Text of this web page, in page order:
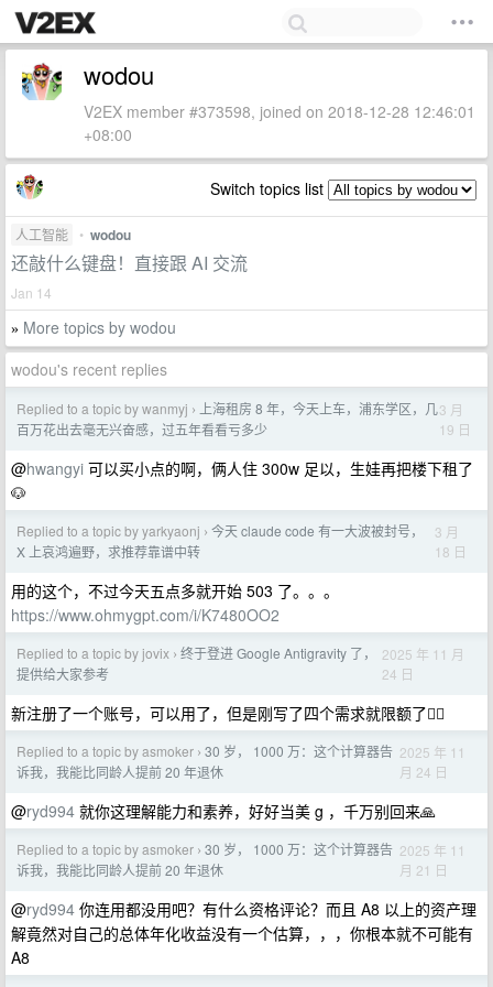
wodou
V2EX member #373598, joined on 2018-12-28 12:46:01
+08:00
Switch topics list
人工智能 • wodou
还敲什么键盘！直接跟 AI 交流
Jan 14
» More topics by wodou
wodou's recent replies
Replied to a topic by wanmyj ›
上海租房 8 年，今天上车，浦东学区，几
百万花出去毫无兴奋感，过五年看看亏多少
3 月
19 日
@hwangyi 可以买小点的啊，俩人住 300w 足以，生娃再把楼下租了
🐶
Replied to a topic by yarkyaonj › 今天 claude code 有一大波被封号，
X 上哀鸿遍野，求推荐靠谱中转
3 月
18 日
用的这个，不过今天五点多就开始 503 了。。。
https://www.ohmygpt.com/i/K7480OO2
Replied to a topic by jovix › 终于登进 Google Antigravity 了，
提供给大家参考
2025 年 11 月
24 日
新注册了一个账号，可以用了，但是刚写了四个需求就限额了🤦‍♂️
Replied to a topic by asmoker › 30 岁， 1000 万：这个计算器告
诉我，我能比同龄人提前 20 年退休
2025 年 11
月 24 日
@ryd994 就你这理解能力和素养，好好当美 g ，千万别回来🙏
Replied to a topic by asmoker › 30 岁， 1000 万：这个计算器告
诉我，我能比同龄人提前 20 年退休
2025 年 11
月 21 日
@ryd994 你连用都没用吧？有什么资格评论？而且 A8 以上的资产理
解竟然对自己的总体年化收益没有一个估算，，，你根本就不可能有
A8